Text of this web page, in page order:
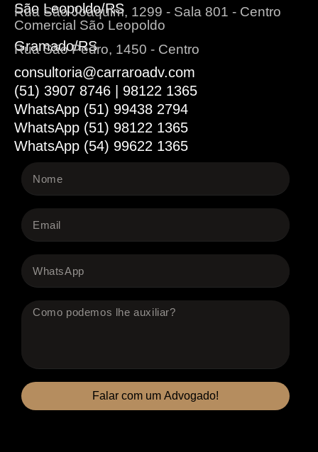
São Leopoldo/RS
Rua São Joaquim, 1299 - Sala 801 - Centro
Comercial São Leopoldo
Gramado/RS
Rua São Pedro, 1450 - Centro
consultoria@carraroadv.com
(51) 3907 8746 | 98122 1365
WhatsApp (51) 99438 2794
WhatsApp (51) 98122 1365
WhatsApp (54) 99622 1365
Falar com um Advogado!